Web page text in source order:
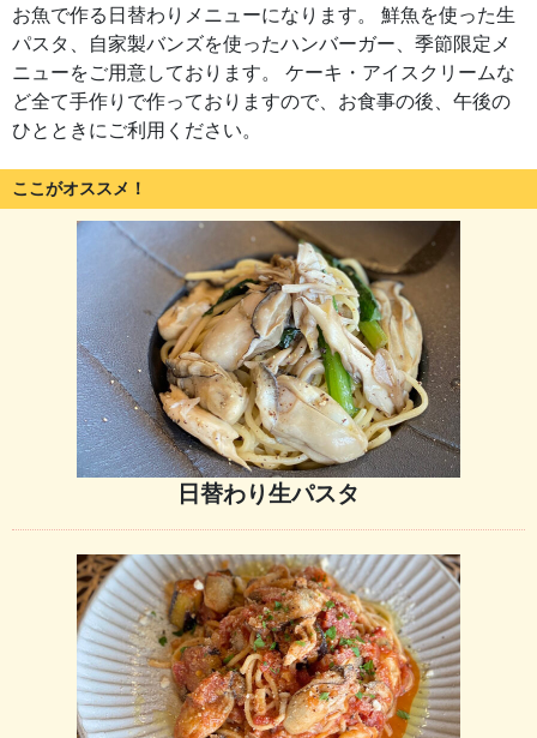
お魚で作る日替わりメニューになります。 鮮魚を使った生
パスタ、自家製バンズを使ったハンバーガー、季節限定メ
ニューをご用意しております。 ケーキ・アイスクリームな
ど全て手作りで作っておりますので、お食事の後、午後の
ひとときにご利用ください。
ここがオススメ！
日替わり生パスタ